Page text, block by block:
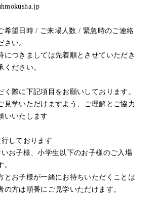
希望日時 / ご来場人数 / 緊急時のご連絡
さい。
につきましては先着順とさせていただき
ください。
際に下記項目をお願いしております。
見学いただけますよう、ご理解とご協力
いいたします
しております
お子様、小学生以下のお子様のご入場
とお子様が一緒にお待ちいただくことは
の方は順番にご見学いただけます。